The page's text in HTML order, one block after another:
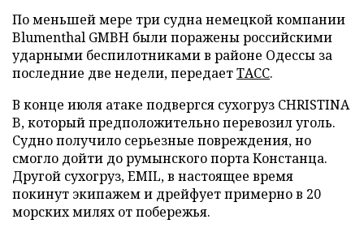
По меньшей мере три судна немецкой компании
Blumenthal GMBH были поражены российскими
ударными беспилотниками в районе Одессы за
последние две недели, передаетТАСС.
В конце июля атаке подвергся сухогруз CHRISTINA
B, который предположительно перевозил уголь.
Судно получило серьезные повреждения, но
смогло дойти до румынского порта Констанца.
Другой сухогруз, EMIL, в настоящее время
покинут экипажем и дрейфует примерно в 20
морских милях от побережья.